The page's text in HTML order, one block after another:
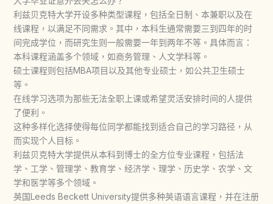
利兹贝克特大学开设多种类型课程，包括全日制、本兼职以及在
线课程，以满足不同需求。其中，本科生通常需要三到四年的时
间完成学位，而研究生则一般需要一年到两年不等。具体而言：
本科课程涵盖多个领域，如商务管理、人文学科等。
硕士课程则包括MBA项目以及其他专业硕士，如公共卫生硕士
等。
在线学习选项为那些无法全职上课或希望灵活安排时间的人提供
了便利。
这种多样化选择使得每位同学都能找到适合自己的学习路径，从
而实现个人目标。
利兹贝克特大学提供从本科到博士的全方位专业课程，包括法
学、工学、管理学、教育学、经济学、理学、历史学、农学、文
学和医学等多个领域。
英国Leeds Beckett University提供多种英语语言课程，并在注册